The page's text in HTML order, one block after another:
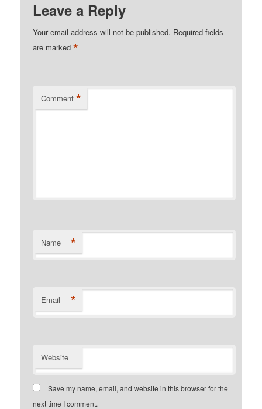
Leave a Reply
Your email address will not be published. Required fields
are marked*
Comment *
Name *
Email *
Website
Save my name, email, and website in this browser for the
next time I comment.